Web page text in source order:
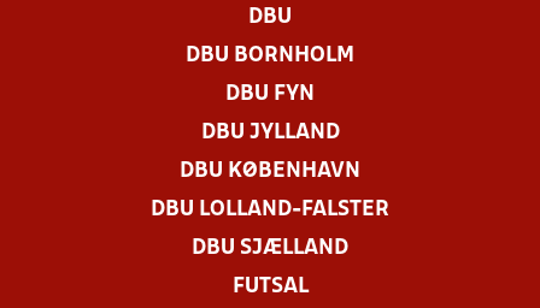
DBU
DBU BORNHOLM
DBU FYN
DBU JYLLAND
DBU KØBENHAVN
DBU LOLLAND-FALSTER
DBU SJÆLLAND
FUTSAL